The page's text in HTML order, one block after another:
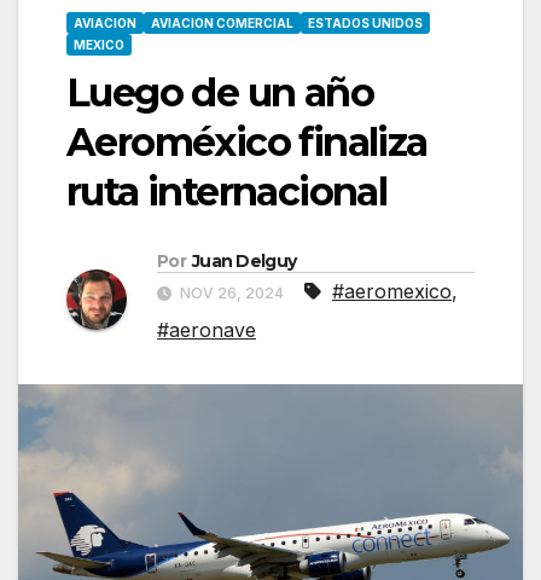
AVIACION AVIACION COMERCIAL
ESTADOS UNIDOS
MEXICO
Luego de un año
Aeroméxico finaliza
ruta internacional
Por Juan Delguy
NOV 26, 2024 #aeromexico,
#aeronave